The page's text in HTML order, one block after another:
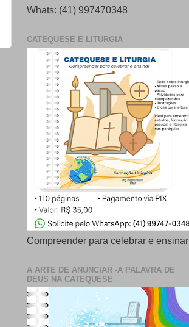
Whats: (41) 997470348
CATEQUESE E LITURGIA
Compreender para celebrar e ensinar
A ARTE DE ANUNCIAR -A PALAVRA DE
DEUS NA CATEQUESE